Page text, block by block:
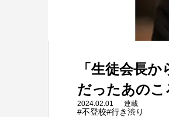
「生徒会長
だったあのこ
2024.02.01 連載
#不登校#行き渋り